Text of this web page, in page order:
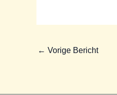
← Vorige Bericht